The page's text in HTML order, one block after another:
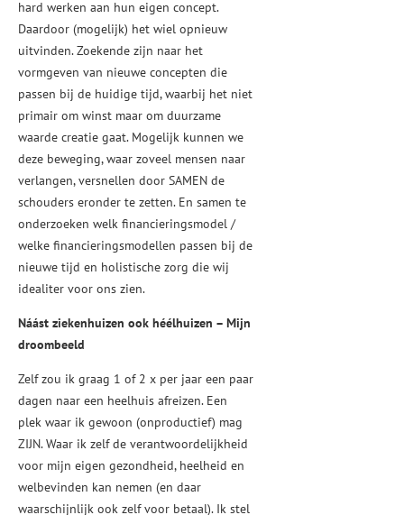
hard werken aan hun eigen concept.
Daardoor (mogelijk) het wiel opnieuw
uitvinden. Zoekende zijn naar het
vormgeven van nieuwe concepten die
passen bij de huidige tijd, waarbij het niet
primair om winst maar om duurzame
waarde creatie gaat. Mogelijk kunnen we
deze beweging, waar zoveel mensen naar
verlangen, versnellen door SAMEN de
schouders eronder te zetten. En samen te
onderzoeken welk financieringsmodel /
welke financieringsmodellen passen bij de
nieuwe tijd en holistische zorg die wij
idealiter voor ons zien.
Náást ziekenhuizen ook héélhuizen – Mijn
droombeeld
Zelf zou ik graag 1 of 2 x per jaar een paar
dagen naar een heelhuis afreizen. Een
plek waar ik gewoon (onproductief) mag
ZIJN. Waar ik zelf de verantwoordelijkheid
voor mijn eigen gezondheid, heelheid en
welbevinden kan nemen (en daar
waarschijnlijk ook zelf voor betaal). Ik stel